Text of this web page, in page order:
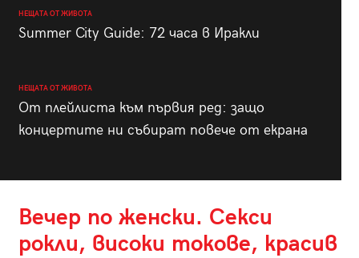
НЕЩАТА ОТ ЖИВОТА
Summer City Guide: 72 часа в Иракли
НЕЩАТА ОТ ЖИВОТА
От плейлиста към първия ред: защо
концертите ни събират повече от екрана
Вечер по женски. Секси
рокли, високи токове, красив